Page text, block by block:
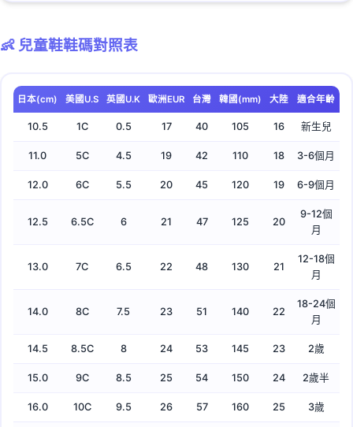
👶 兒童鞋鞋碼對照表
日本(cm) 美國U.S 英國U.K 歐洲EUR 台灣 韓國(mm) 大陸 適合年齡
10.5 1C 0.5 17 40 105 16 新生兒
11.0 5C 4.5 19 42 110 18 3-6個月
12.0 6C 5.5 20 45 120 19 6-9個月
12.5 6.5C 6 21 47 125 20
9-12個
月
13.0 7C 6.5 22 48 130 21
12-18個
月
14.0 8C 7.5 23 51 140 22
18-24個
月
14.5 8.5C 8 24 53 145 23 2歲
15.0 9C 8.5 25 54 150 24 2歲半
16.0 10C 9.5 26 57 160 25 3歲